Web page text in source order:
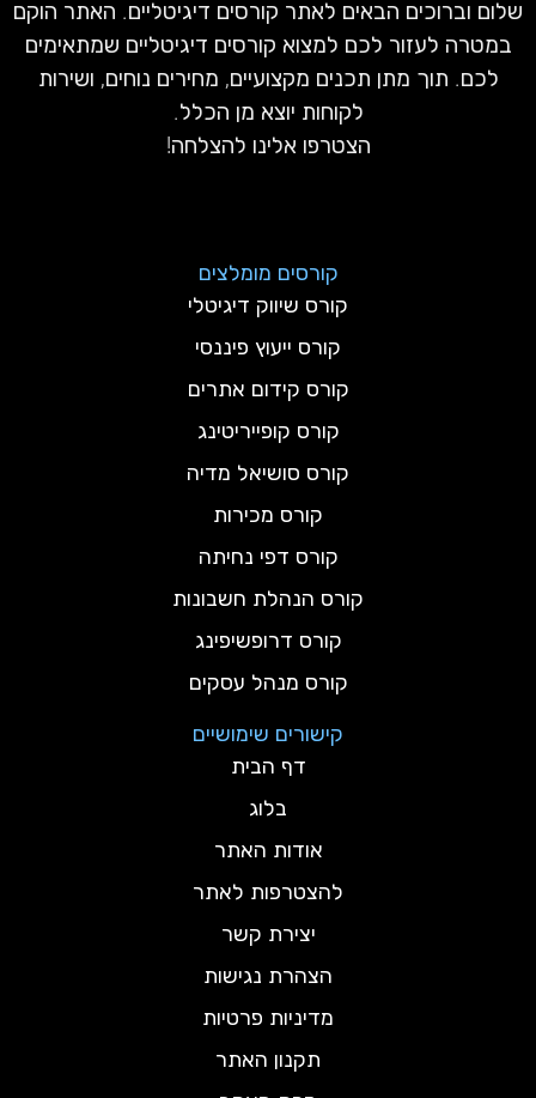
שלום וברוכים הבאים לאתר קורסים דיגיטליים. האתר הוקם
במטרה לעזור לכם למצוא קורסים דיגיטליים שמתאימים
לכם. תוך מתן תכנים מקצועיים, מחירים נוחים, ושירות
לקוחות יוצא מן הכלל.
הצטרפו אלינו להצלחה!
קורסים מומלצים
קורס שיווק דיגיטלי
קורס ייעוץ פיננסי
קורס קידום אתרים
קורס קופייריטינג
קורס סושיאל מדיה
קורס מכירות
קורס דפי נחיתה
קורס הנהלת חשבונות
קורס דרופשיפינג
קורס מנהל עסקים
קישורים שימושיים
דף הבית
בלוג
אודות האתר
להצטרפות לאתר
יצירת קשר
הצהרת נגישות
מדיניות פרטיות
תקנון האתר